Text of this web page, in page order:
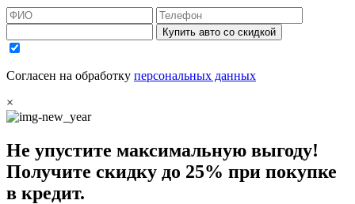
Купить авто со скидкой
Согласен на обработку персональных данных
×
Не упустите максимальную выгоду!
Получите скидку до 25% при покупке
в кредит.